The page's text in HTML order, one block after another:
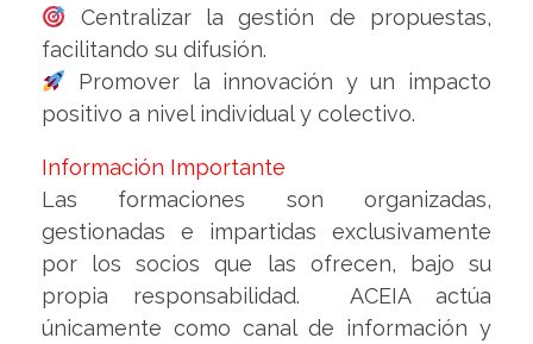
Centralizar la gestión de propuestas,
facilitando su difusión.
Promover la innovación y un impacto
positivo a nivel individual y colectivo.
Información Importante
Las formaciones son organizadas,
gestionadas e impartidas exclusivamente
por los socios que las ofrecen, bajo su
propia responsabilidad. ACEIA actúa
únicamente como canal de información y